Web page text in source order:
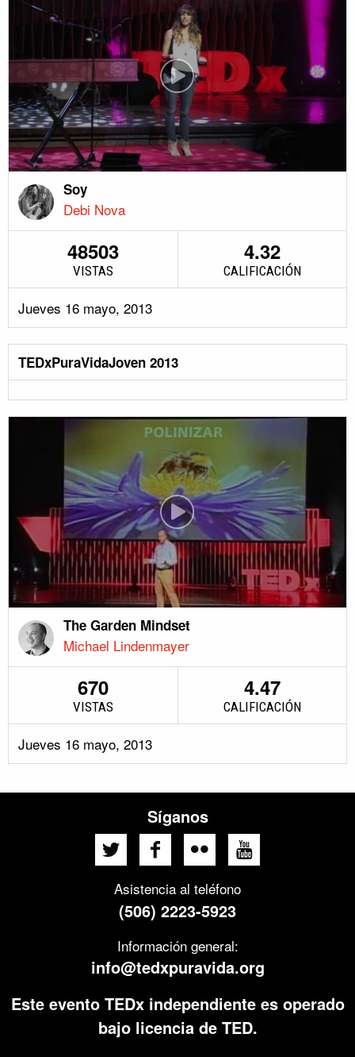
Soy
Debi Nova
48503
VISTAS
4.32
CALIFICACIÓN
Jueves 16 mayo, 2013
TEDxPuraVidaJoven 2013
The Garden Mindset
Michael Lindenmayer
670
VISTAS
4.47
CALIFICACIÓN
Jueves 16 mayo, 2013
Síganos
Asistencia al teléfono
(506) 2223-5923
Información general:
info@tedxpuravida.org
Este evento TEDx independiente es operado
bajo licencia de TED.